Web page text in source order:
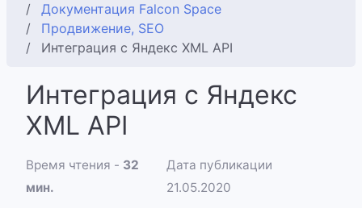
Документация Falcon Space
Продвижение, SEO
Интеграция с Яндекс XML API
Интеграция с Яндекс
XML API
Время чтения - 32
мин.
Дата публикации
21.05.2020